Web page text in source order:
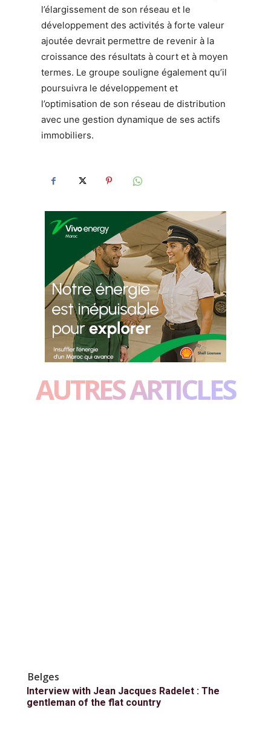
l’élargissement de son réseau et le
développement des activités à forte valeur
ajoutée devrait permettre de revenir à la
croissance des résultats à court et à moyen
termes. Le groupe souligne également qu’il
poursuivra le développement et
l’optimisation de son réseau de distribution
avec une gestion dynamique de ses actifs
immobiliers.
AUTRES ARTICLES
Belges
Interview with Jean Jacques Radelet : The
gentleman of the flat country